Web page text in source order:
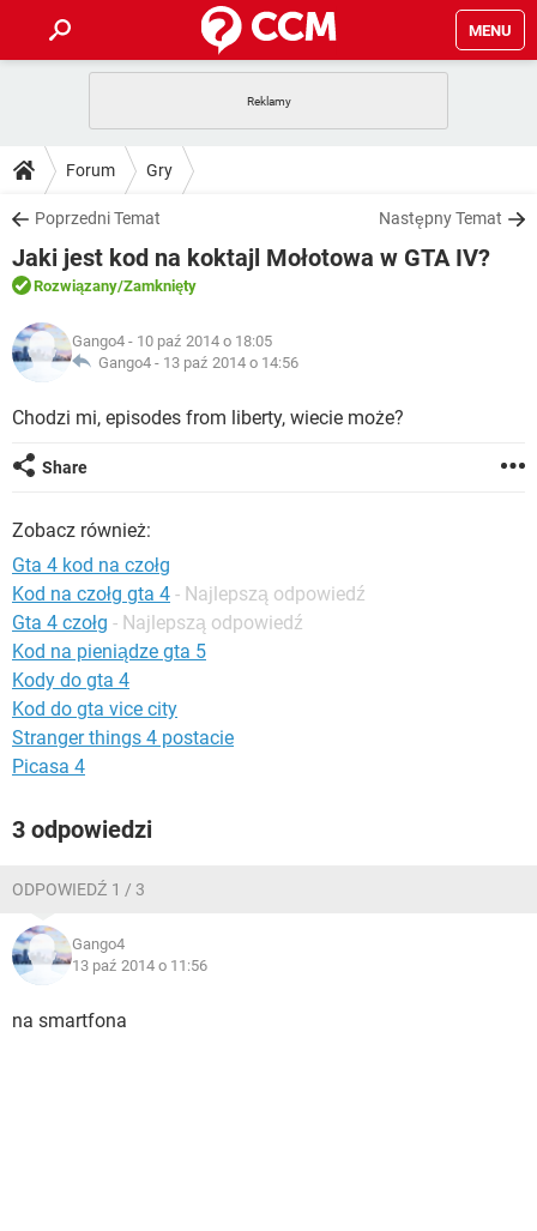
MENU
GRY
SPOTIFY
INSTAGRAM FACEBOOK
WINDOWS 10
PORADY
PlayStation
SPOTIFY
INSTAGRAM
WINDOWS 10
DO POBRANIA
ANDROID TIKTOK
GRY
IOS
INSTAGRAM
WINDOWS 10
FORUM
COVID-19
GRY WHATSAPP
ARTYKUŁY
COVID-19
GRY WHATSAPP
SPOTIFY
Forum Gry
Poprzedni Temat Następny Temat
Jaki jest kod na koktajl Mołotowa w GTA IV?
Rozwiązany/Zamknięty
Gango4 - 10 paź 2014 o 18:05
Gango4 - 13 paź 2014 o 14:56
Chodzi mi, episodes from liberty, wiecie może?
Share
Zobacz również:
Gta 4 kod na czołg
Kod na czołg gta 4 - Najlepszą odpowiedź
Gta 4 czołg - Najlepszą odpowiedź
Kod na pieniądze gta 5
Kody do gta 4
Kod do gta vice city
Stranger things 4 postacie
Picasa 4
3 odpowiedzi
ODPOWIEDŹ 1 / 3
Gango4
13 paź 2014 o 11:56
na smartfona